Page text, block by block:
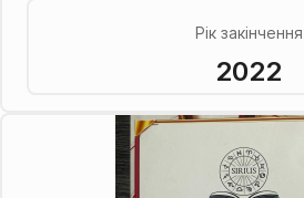
Рік закінчення
2022